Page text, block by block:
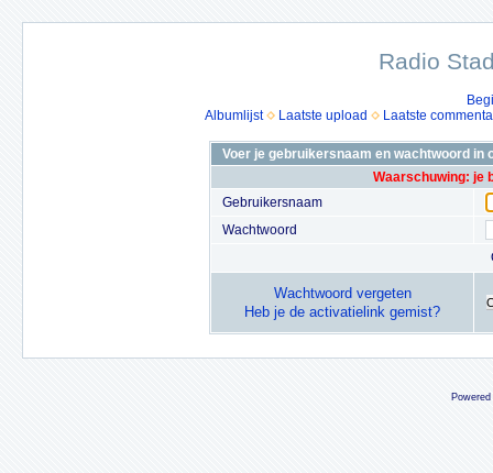
Radio
Albumlijst
Laatste upload Laatste
Voer je gebruikersnaam en wachtwoord in
Waarschuwing: je
Gebruikersnaam
Wachtwoord
Wachtwoord vergeten
Heb je de activatielink gemist?